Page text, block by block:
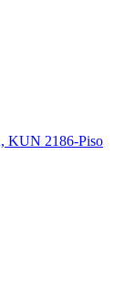
KUN 2186-Piso